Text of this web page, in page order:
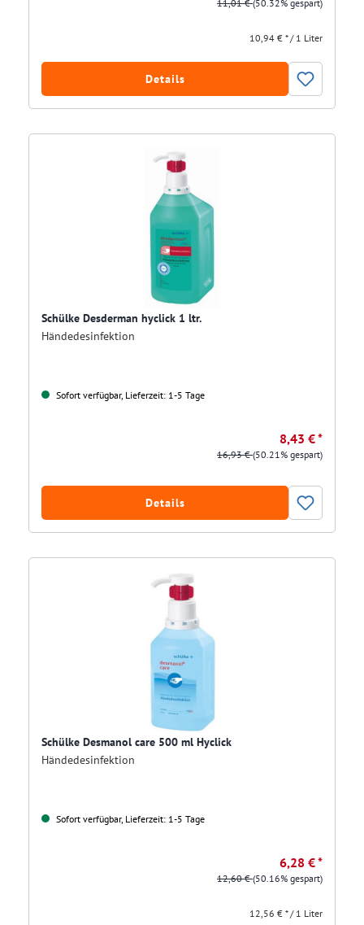
11,01 €(50.32% gespart)
10,94 € * / 1 Liter
Details
Schülke Desderman hyclick 1 ltr.
Händedesinfektion
Sofort verfügbar, Lieferzeit: 1-5 Tage
8,43 € *
16,93 €(50.21% gespart)
Details
Schülke Desmanol care 500 ml Hyclick
Händedesinfektion
Sofort verfügbar, Lieferzeit: 1-5 Tage
6,28 € *
12,60 €(50.16% gespart)
12,56 € * / 1 Liter